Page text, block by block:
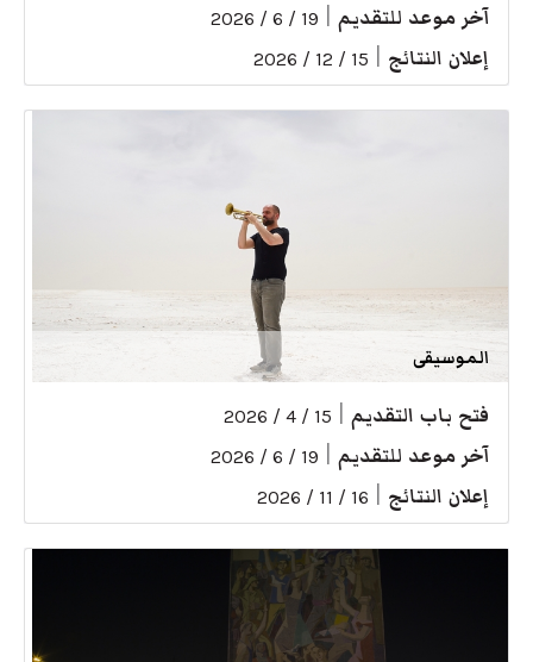
آخر موعد للتقديم 19 / 6 / 2026
إعلان النتائج 15 / 12 / 2026
الموسيقى
فتح باب التقديم 15 / 4 / 2026
آخر موعد للتقديم 19 / 6 / 2026
إعلان النتائج 16 / 11 / 2026